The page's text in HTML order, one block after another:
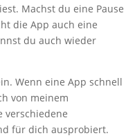
Machst du eine Pause
die App auch eine
du auch wieder
Wenn eine App schnell
von meinem
verschiedene
für dich ausprobiert.